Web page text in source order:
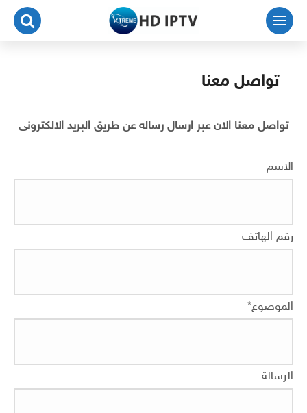
التجاوز
المحتوى
تواصل معنا
تواصل معنا الان عبر ارسال رساله عن طريق البريد الالكترونى
الاسم
رقم الهاتف
الموضوع*
الرسالة